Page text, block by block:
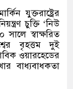
যুক্তরাষ্ট্রের
চুক্তি ‘নিউ
সালে স্বাক্ষরিত
বৃহত্তম দুই
ওয়ারহেডের
বাধ্যবাধকতা